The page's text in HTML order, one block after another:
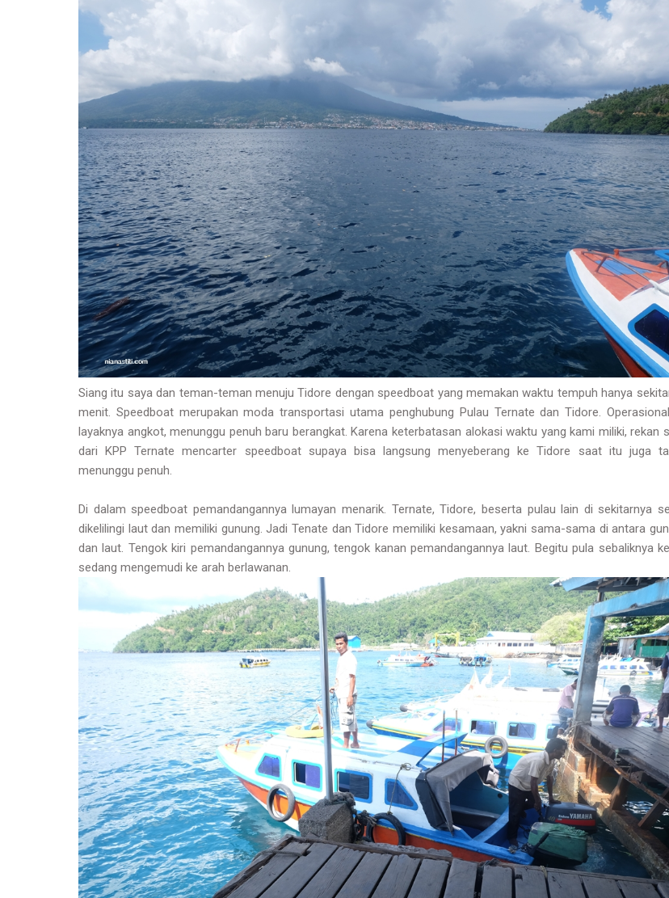
Siang itu saya dan teman-teman menuju Tidore dengan speedboat yang memakan waktu tempuh hanya
menit. Speedboat merupakan moda transportasi utama penghubung Pulau Ternate dan Tidore.
layaknya angkot, menunggu penuh baru berangkat. Karena keterbatasan alokasi waktu yang kami miliki, rekan
dari KPP Ternate mencarter speedboat supaya bisa langsung menyeberang ke Tidore saat itu juga
menunggu penuh.
Di dalam speedboat pemandangannya lumayan menarik. Ternate, Tidore, beserta pulau lain di sekitarnya
dikelilingi laut dan memiliki gunung. Jadi Tenate dan Tidore memiliki kesamaan, yakni sama-sama di antara
dan laut. Tengok kiri pemandangannya gunung, tengok kanan pemandangannya laut. Begitu pula sebaliknya
sedang mengemudi ke arah berlawanan.